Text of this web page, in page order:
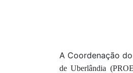
A Coordenação
de Uberlândia